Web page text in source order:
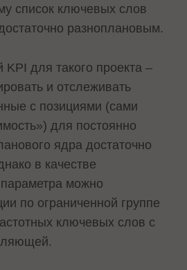
список ключевых слов
разноплановым.
для такого проекта –
и отслеживать
с позициями (сами
для постоянно
ядра достаточно
в качестве
можно
по ограниченной группе
ключевых слов с